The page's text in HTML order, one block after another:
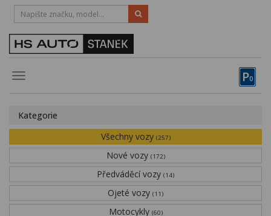
P0
Toggle
HOTLINE:
STRAKONICE-383 335 366
Obytné vozy
Financování
Kategorie
Všechny vozy (257)
Nové vozy (172)
Předváděcí vozy (14)
Ojeté vozy (11)
Motocykly (60)